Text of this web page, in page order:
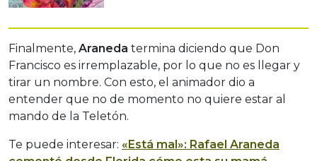
Finalmente, Araneda termina diciendo que Don
Francisco es irremplazable, por lo que no es llegar y
tirar un nombre. Con esto, el animador dio a
entender que no de momento no quiere estar al
mando de la Teletón.
Te puede interesar: «Está mal»: Rafael Araneda